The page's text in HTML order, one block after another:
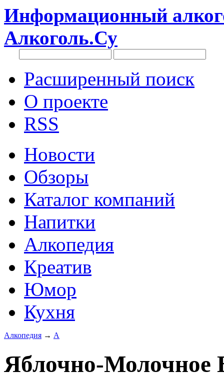
Информационный
Алкоголь.Су
Расширенный поиск
О проекте
RSS
Новости
Обзоры
Каталог компаний
Напитки
Алкопедия
Креатив
Юмор
Кухня
Алкопедия → А
Яблочно-Молочное